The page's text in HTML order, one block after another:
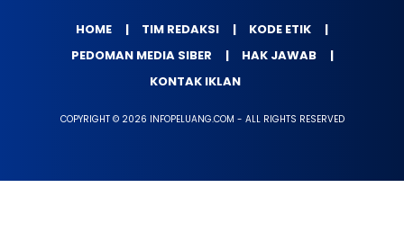
HOME TIM REDAKSI
KODE ETIK
PEDOMAN MEDIA SIBER
HAK JAWAB
KONTAK IKLAN
COPYRIGHT © 2026 INFOPELUANG.COM - ALL RIGHTS RESERVED